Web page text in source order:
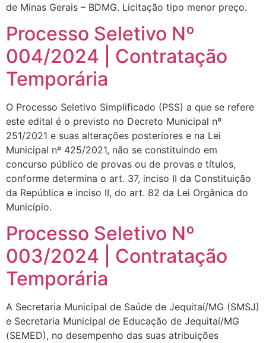
de Minas Gerais – BDMG. Licitação tipo menor preço.
Processo Seletivo Nº
004/2024 | Contratação
Temporária
O Processo Seletivo Simplificado (PSS) a que se refere
este edital é o previsto no Decreto Municipal nº
251/2021 e suas alterações posteriores e na Lei
Municipal nº 425/2021, não se constituindo em
concurso público de provas ou de provas e títulos,
conforme determina o art. 37, inciso II da Constituição
da República e inciso II, do art. 82 da Lei Orgânica do
Município.
Processo Seletivo Nº
003/2024 | Contratação
Temporária
A Secretaria Municipal de Saúde de Jequitaí/MG (SMSJ)
e Secretaria Municipal de Educação de Jequitaí/MG
(SEMED), no desempenho das suas atribuições